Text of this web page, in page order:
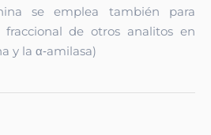
se emplea también para
de otros analitos en
y la α‑amilasa)